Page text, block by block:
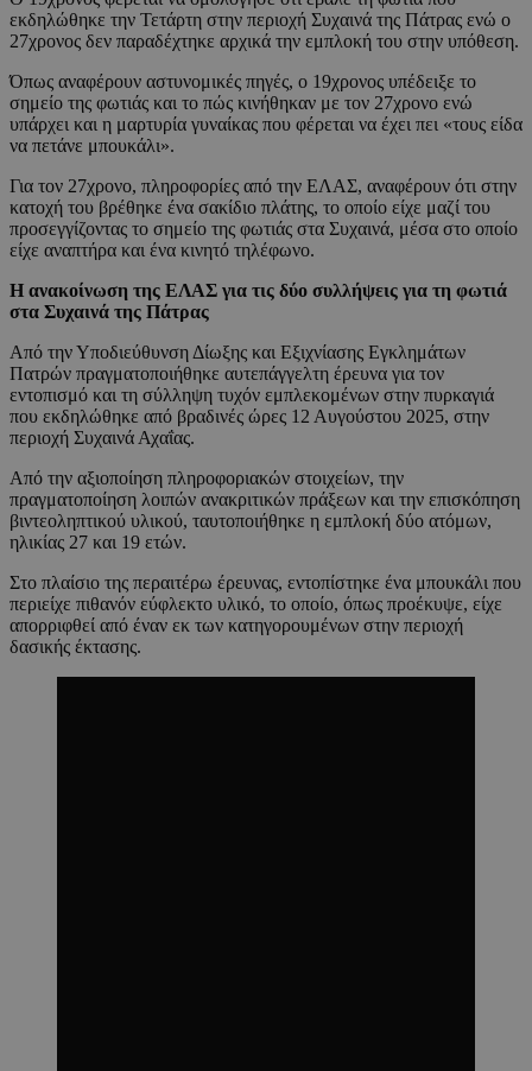
εκδηλώθηκε την Τετάρτη στην περιοχή Συχαινά της Πάτρας ενώ ο
27χρονος δεν παραδέχτηκε αρχικά την εμπλοκή του στην υπόθεση.
Όπως αναφέρουν αστυνομικές πηγές, ο 19χρονος υπέδειξε το
σημείο της φωτιάς και το πώς κινήθηκαν με τον 27χρονο ενώ
υπάρχει και η μαρτυρία γυναίκας που φέρεται να έχει πει «τους είδα
να πετάνε μπουκάλι».
Για τον 27χρονο, πληροφορίες από την ΕΛΑΣ, αναφέρουν ότι στην
κατοχή του βρέθηκε ένα σακίδιο πλάτης, το οποίο είχε μαζί του
προσεγγίζοντας το σημείο της φωτιάς στα Συχαινά, μέσα στο οποίο
είχε αναπτήρα και ένα κινητό τηλέφωνο.
Η ανακοίνωση της ΕΛΑΣ για τις δύο συλλήψεις για τη φωτιά
στα Συχαινά της Πάτρας
Από την Υποδιεύθυνση Δίωξης και Εξιχνίασης Εγκλημάτων
Πατρών πραγματοποιήθηκε αυτεπάγγελτη έρευνα για τον
εντοπισμό και τη σύλληψη τυχόν εμπλεκομένων στην πυρκαγιά
που εκδηλώθηκε από βραδινές ώρες 12 Αυγούστου 2025, στην
περιοχή Συχαινά Αχαΐας.
Από την αξιοποίηση πληροφοριακών στοιχείων, την
πραγματοποίηση λοιπών ανακριτικών πράξεων και την επισκόπηση
βιντεοληπτικού υλικού, ταυτοποιήθηκε η εμπλοκή δύο ατόμων,
ηλικίας 27 και 19 ετών.
Στο πλαίσιο της περαιτέρω έρευνας, εντοπίστηκε ένα μπουκάλι που
περιείχε πιθανόν εύφλεκτο υλικό, το οποίο, όπως προέκυψε, είχε
απορριφθεί από έναν εκ των κατηγορουμένων στην περιοχή
δασικής έκτασης.